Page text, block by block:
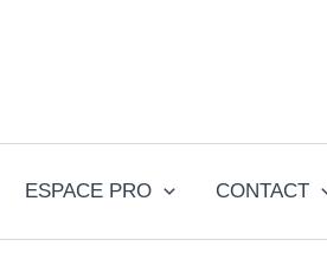
ESPACE PRO CONTACT